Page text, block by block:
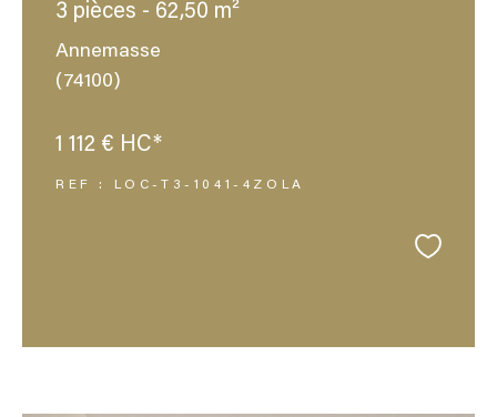
3 pièces - 62,50 m²
Annemasse
(74100)
1 112 € HC*
REF : LOC-T3-1041-4ZOLA